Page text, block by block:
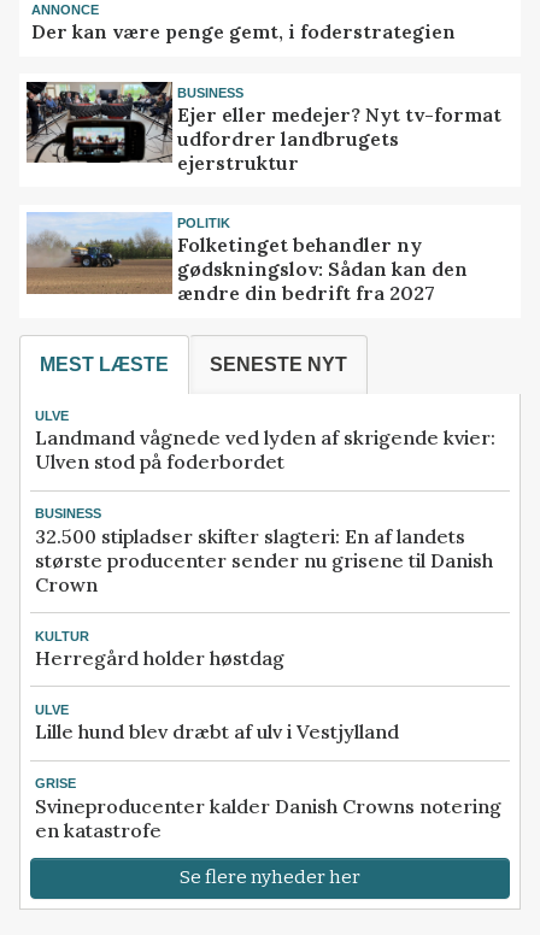
ANNONCE
Der kan være penge gemt, i foderstrategien
BUSINESS
Ejer eller medejer? Nyt tv-format
udfordrer landbrugets
ejerstruktur
POLITIK
Folketinget behandler ny
gødskningslov: Sådan kan den
ændre din bedrift fra 2027
MEST LÆSTE SENESTE NYT
ULVE
Landmand vågnede ved lyden af skrigende kvier:
Ulven stod på foderbordet
BUSINESS
32.500 stipladser skifter slagteri: En af landets
største producenter sender nu grisene til Danish
Crown
KULTUR
Herregård holder høstdag
ULVE
Lille hund blev dræbt af ulv i Vestjylland
GRISE
Svineproducenter kalder Danish Crowns notering
en katastrofe
Se flere nyheder her